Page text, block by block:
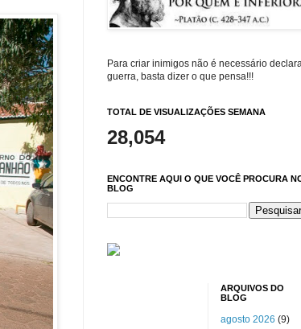
Para criar inimigos não é necessário
guerra, basta dizer o que pensa!!!
TOTAL DE VISUALIZAÇÕES SEMANA
28,054
ENCONTRE AQUI O QUE VOCÊ PROCURA
BLOG
ARQUIVOS DO
BLOG
agosto 2026 (9)